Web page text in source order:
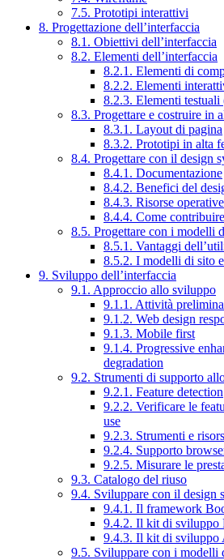
7.5. Prototipi interattivi
8. Progettazione dell’interfaccia
8.1. Obiettivi dell’interfaccia
8.2. Elementi dell’interfaccia
8.2.1. Elementi di
8.2.2. Elementi
8.2.3. Elementi testuali
8.3. Progettare e costruire in
8.3.1. Layout di pagina
8.3.2. Prototipi in alta
8.4. Progettare con il design
8.4.1. Documentazione
8.4.2. Benefici del
8.4.3. Risorse operative
8.4.4. Come
8.5. Progettare con i modelli
8.5.1. Vantaggi
8.5.2. I modelli di sito
9. Sviluppo dell’interfaccia
9.1. Approccio allo sviluppo
9.1.1. Attività
9.1.2. Web design
9.1.3. Mobile first
9.1.4. Progressive
degradation
9.2. Strumenti di supporto
9.2.1. Feature detection
9.2.2. Verificare le
use
9.2.3. Strumenti e
9.2.4. Supporto
9.2.5. Misurare le
9.3. Catalogo del riuso
9.4. Sviluppare con il design
9.4.1. Il framework
9.4.2. Il kit di sviluppo
9.4.3. Il kit di sviluppo
9.5. Sviluppare con i modelli